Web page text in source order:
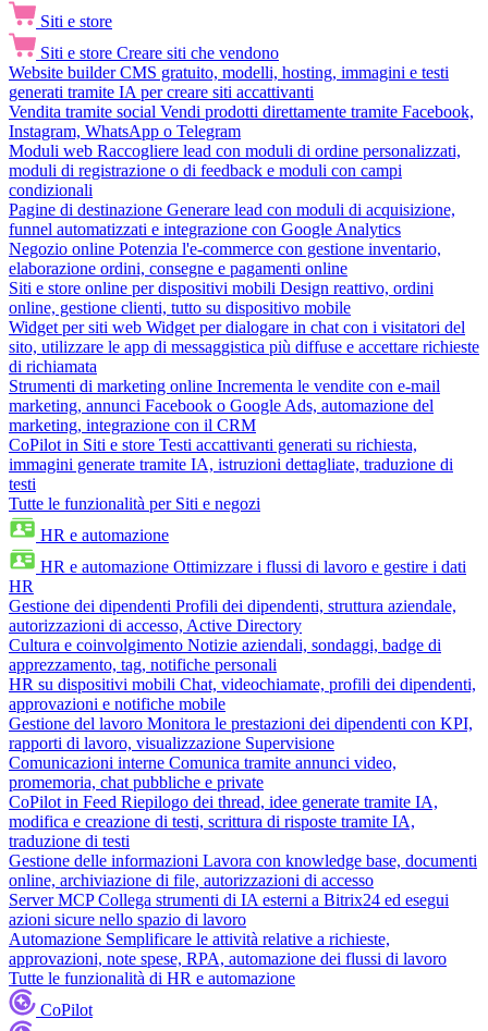
Siti e store
Siti e store Creare siti che vendono
Website builder CMS gratuito, modelli, hosting, immagini e testi
generati tramite IA per creare siti accattivanti
Vendita tramite social Vendi prodotti direttamente tramite Facebook,
Instagram, WhatsApp o Telegram
Moduli web Raccogliere lead con moduli di ordine personalizzati,
moduli di registrazione o di feedback e moduli con campi
condizionali
Pagine di destinazione Generare lead con moduli di acquisizione,
funnel automatizzati e integrazione con Google Analytics
Negozio online Potenzia l'e-commerce con gestione inventario,
elaborazione ordini, consegne e pagamenti online
Siti e store online per dispositivi mobili Design reattivo, ordini
online, gestione clienti, tutto su dispositivo mobile
Widget per siti web Widget per dialogare in chat con i visitatori del
sito, utilizzare le app di messaggistica più diffuse e accettare richieste
di richiamata
Strumenti di marketing online Incrementa le vendite con e-mail
marketing, annunci Facebook o Google Ads, automazione del
marketing, integrazione con il CRM
CoPilot in Siti e store Testi accattivanti generati su richiesta,
immagini generate tramite IA, istruzioni dettagliate, traduzione di
testi
Tutte le funzionalità per Siti e negozi
HR e automazione
HR e automazione Ottimizzare i flussi di lavoro e gestire i dati
HR
Gestione dei dipendenti Profili dei dipendenti, struttura aziendale,
autorizzazioni di accesso, Active Directory
Cultura e coinvolgimento Notizie aziendali, sondaggi, badge di
apprezzamento, tag, notifiche personali
HR su dispositivi mobili Chat, videochiamate, profili dei dipendenti,
approvazioni e notifiche mobile
Gestione del lavoro Monitora le prestazioni dei dipendenti con KPI,
rapporti di lavoro, visualizzazione Supervisione
Comunicazioni interne Comunica tramite annunci video,
promemoria, chat pubbliche e private
CoPilot in Feed Riepilogo dei thread, idee generate tramite IA,
modifica e creazione di testi, scrittura di risposte tramite IA,
traduzione di testi
Gestione delle informazioni Lavora con knowledge base, documenti
online, archiviazione di file, autorizzazioni di accesso
Server MCP Collega strumenti di IA esterni a Bitrix24 ed esegui
azioni sicure nello spazio di lavoro
Automazione Semplificare le attività relative a richieste,
approvazioni, note spese, RPA, automazione dei flussi di lavoro
Tutte le funzionalità di HR e automazione
CoPilot